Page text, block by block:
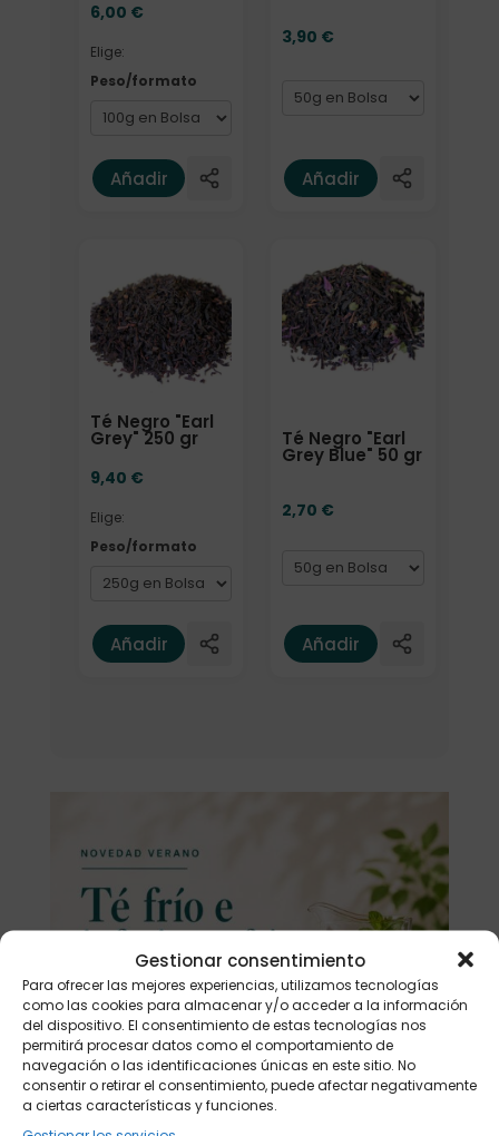
Gestionar consentimiento
Para ofrecer las mejores experiencias, utilizamos tecnologías
como las cookies para almacenar y/o acceder a la información
del dispositivo. El consentimiento de estas tecnologías nos
permitirá procesar datos como el comportamiento de
navegación o las identificaciones únicas en este sitio. No
consentir o retirar el consentimiento, puede afectar negativamente
a ciertas características y funciones.
6,00 €
Elige:
Peso/formato
Añadir
3,90 €
Añadir
Té Negro "Earl
Grey" 250 gr
9,40 €
Elige:
Peso/formato
Añadir
Té Negro "Earl
Grey Blue" 50 gr
2,70 €
Formato
Añadir